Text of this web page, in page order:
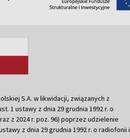
S.A. w likwidacji, związanych z
1 ustawy z dnia 29 grudnia 1992 r. o
z 2024 r. poz. 96) poprzez udzielenie
z dnia 29 grudnia 1992 r. o radiofonii i